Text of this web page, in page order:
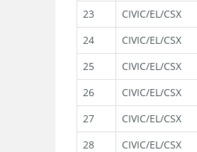
23
CIVIC/EL/CSX
24
CIVIC/EL/CSX
25
CIVIC/EL/CSX
26
CIVIC/EL/CSX
27
CIVIC/EL/CSX
28
CIVIC/EL/CSX